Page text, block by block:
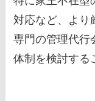
対応など、より
専門の管理代行
体制を検討する